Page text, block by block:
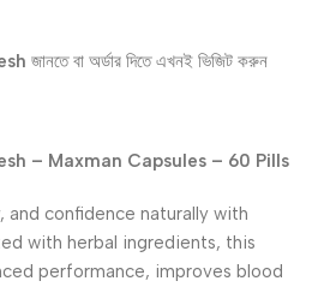
জানতে বা অর্ডার দিতে এখনই ভিজিট করুন
– Maxman Capsules – 60 Pills
and confidence naturally with
with herbal ingredients, this
performance, improves blood